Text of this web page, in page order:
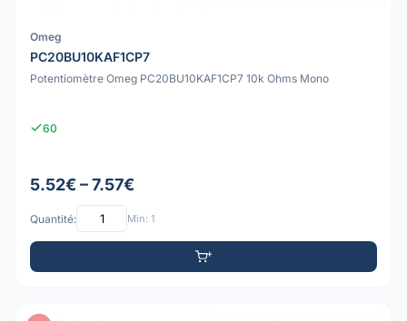
Omeg
PC20BU10KAF1CP7
Potentiomètre Omeg PC20BU10KAF1CP7 10k Ohms Mono
60
5.52€ – 7.57€
Quantité: Min: 1